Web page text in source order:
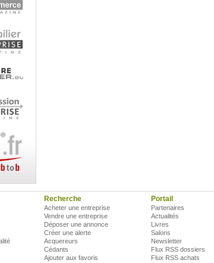
Recherche
Acheter une entreprise
Vendre une entreprise
Déposer une annonce
Créer une alerte
Acquereurs
Cédants
Ajouter aux favoris
Portail
Partenaires
Actualités
Livres
Salons
Newsletter
Flux RSS dossiers
Flux RSS achats